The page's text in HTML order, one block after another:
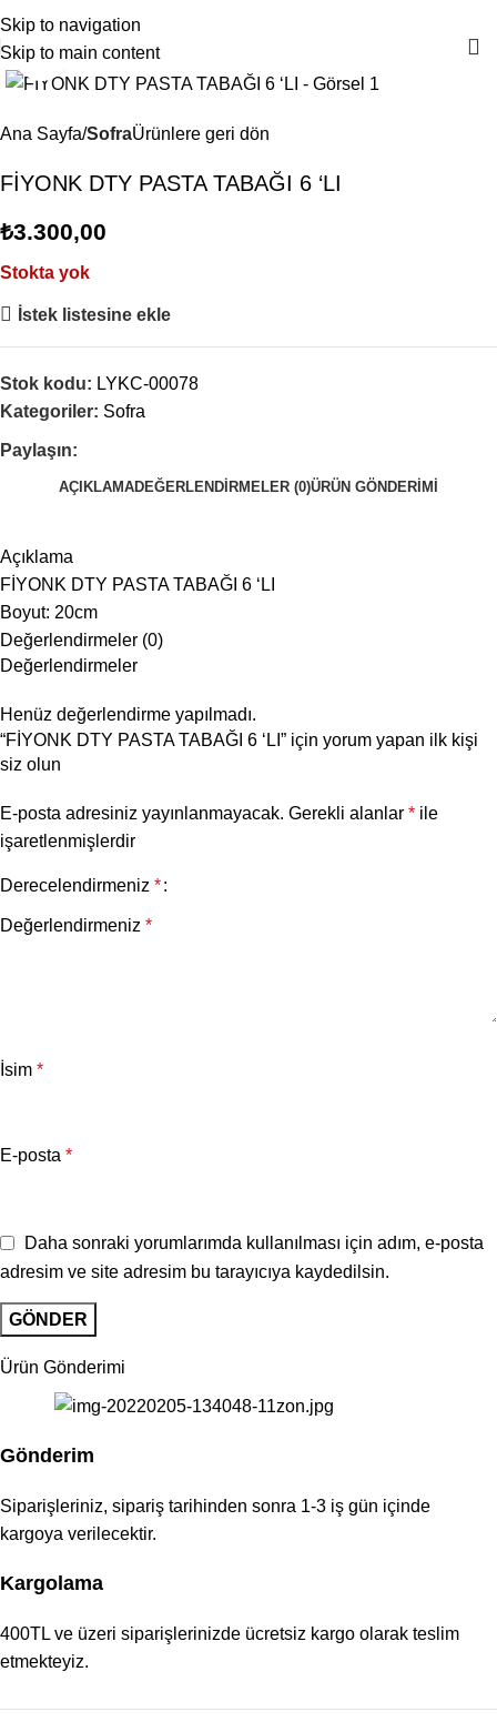
Skip to navigation
Skip to main content
Büyütmek için tıklayın
Ana Sayfa SofraÜrünlere geri dön
FİYONK DTY PASTA TABAĞI 6 ‘LI
₺3.300,00
Stokta yok
İstek listesine ekle
Stok kodu: LYKC-00078
Kategoriler: Sofra
Paylaşın:
AÇIKLAMADEĞERLENDIRMELER (0)ÜRÜN GÖNDERIMI
Açıklama
FİYONK DTY PASTA TABAĞI 6 ‘LI
Boyut: 20cm
Değerlendirmeler (0)
Değerlendirmeler
Henüz değerlendirme yapılmadı.
“FİYONK DTY PASTA TABAĞI 6 ‘LI” için yorum yapan ilk kişi
siz olun
E-posta adresiniz yayınlanmayacak. Gerekli alanlar * ile
işaretlenmişlerdir
Derecelendirmeniz *
Değerlendirmeniz *
İsim *
E-posta *
Daha sonraki yorumlarımda kullanılması için adım, e-posta
adresim ve site adresim bu tarayıcıya kaydedilsin.
Ürün Gönderimi
Gönderim
Siparişleriniz, sipariş tarihinden sonra 1-3 iş gün içinde
kargoya verilecektir.
Kargolama
400TL ve üzeri siparişlerinizde ücretsiz kargo olarak teslim
etmekteyiz.